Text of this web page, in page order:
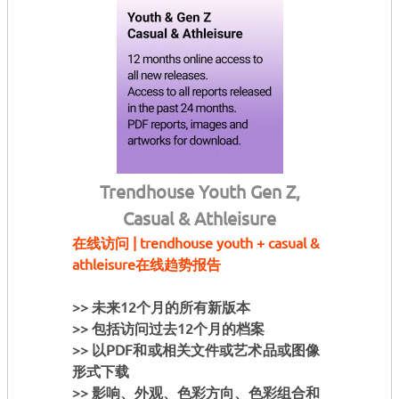
Trendhouse Youth Gen Z,
Casual & Athleisure
在线访问 | trendhouse youth + casual &
athleisure在线趋势报告
>> 未来12个月的所有新版本
>> 包括访问过去12个月的档案
>> 以PDF和或相关文件或艺术品或图像
形式下载
>> 影响、外观、色彩方向、色彩组合和